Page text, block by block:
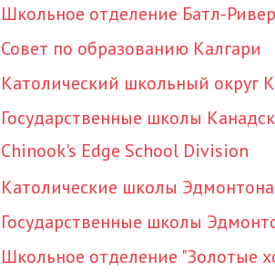
Школьное отделение Батл-Ривер
Совет по образованию Калгари
Католический школьный округ
Государственные школы
Chinook's Edge School Division
Католические школы Эдмонтона
Государственные школы
Школьное отделение "Золотые